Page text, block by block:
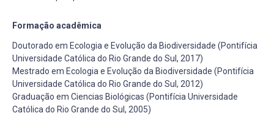
Formação acadêmica
Doutorado em Ecologia e Evolução da Biodiversidade (Pontifícia
Universidade Católica do Rio Grande do Sul, 2017)
Mestrado em Ecologia e Evolução da Biodiversidade (Pontifícia
Universidade Católica do Rio Grande do Sul, 2012)
Graduação em Ciencias Biológicas (Pontifícia Universidade
Católica do Rio Grande do Sul, 2005)